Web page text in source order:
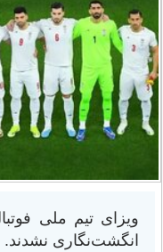
ویزای تیم ملی
انگشت‌نگاری نشدند.